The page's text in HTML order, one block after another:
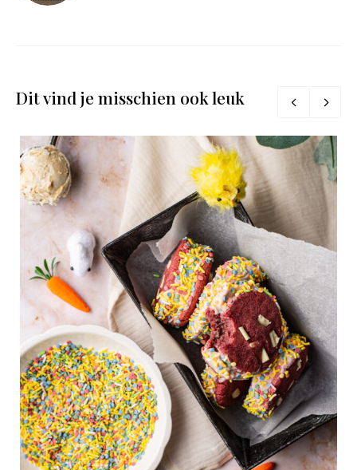
Dit vind je misschien ook leuk